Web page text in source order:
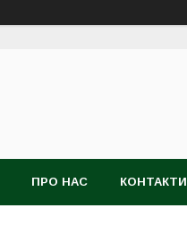
ПРО НАС КОНТАКТИ